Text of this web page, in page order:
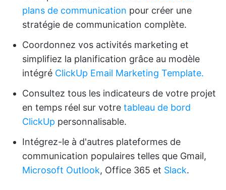
plans de communication pour créer une
stratégie de communication complète.
Coordonnez vos activités marketing et
simplifiez la planification grâce au modèle
intégré ClickUp Email Marketing Template.
Consultez tous les indicateurs de votre projet
en temps réel sur votre tableau de bord
ClickUp personnalisable.
Intégrez-le à d'autres plateformes de
communication populaires telles que Gmail,
Microsoft Outlook, Office 365 et Slack.